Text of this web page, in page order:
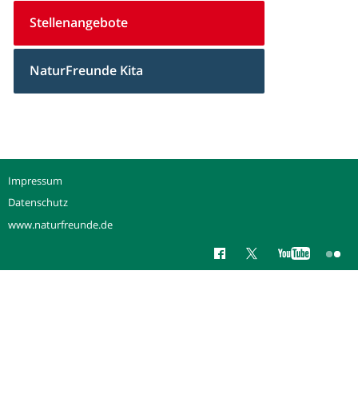
Stellenangebote
NaturFreunde Kita
Impressum
Datenschutz
www.naturfreunde.de